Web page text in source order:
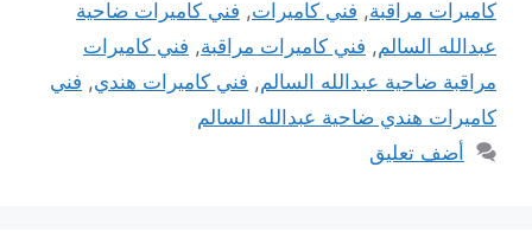
كاميرات مراقبة, فني كاميرات, فني كاميرات ضاحية
عبدالله السالم, فني كاميرات مراقبة, فني كاميرات
مراقبة ضاحية عبدالله السالم, فني كاميرات هندي, فني
كاميرات هندي ضاحية عبدالله السالم
أضف تعليق